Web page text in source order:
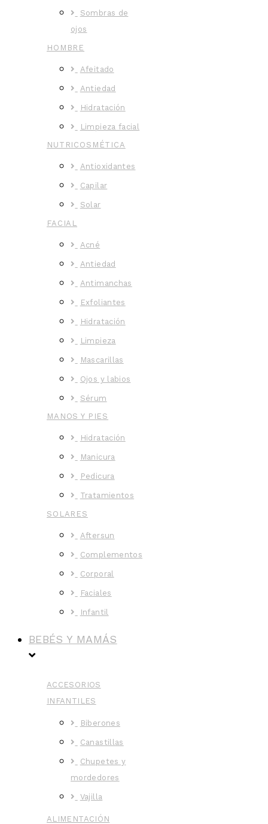
Sombras de
ojos
HOMBRE
Afeitado
Antiedad
Hidratación
Limpieza facial
NUTRICOSMÉTICA
Antioxidantes
Capilar
Solar
FACIAL
Acné
Antiedad
Antimanchas
Exfoliantes
Hidratación
Limpieza
Mascarillas
Ojos y labios
Sérum
MANOS Y PIES
Hidratación
Manicura
Pedicura
Tratamientos
SOLARES
Aftersun
Complementos
Corporal
Faciales
Infantil
BEBÉS Y MAMÁS
ACCESORIOS
INFANTILES
Biberones
Canastillas
Chupetes y
mordedores
Vajilla
ALIMENTACIÓN